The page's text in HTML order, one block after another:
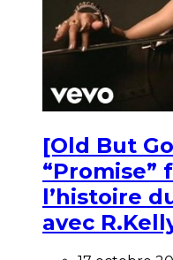
[Old But
“Promise”
l’histoire
avec